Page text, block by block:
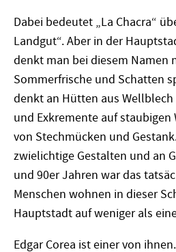
Dabei bedeutet „La Chacra“
Landgut“. Aber in der
denkt man bei diesem Namen
Sommerfrische und Schatten
denkt an Hütten aus
und Exkremente auf staubigen
von Stechmücken und
zwielichtige Gestalten und an
und 90er Jahren war das
Menschen wohnen in dieser
Hauptstadt auf weniger als
Edgar Corea ist einer von